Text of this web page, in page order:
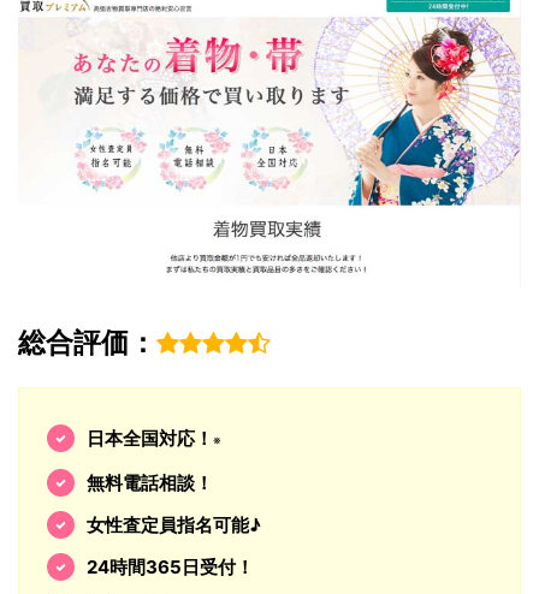
総合評価：
日本全国対応！ ※
無料電話相談！
女性査定員指名可能♪
24時間365日受付！